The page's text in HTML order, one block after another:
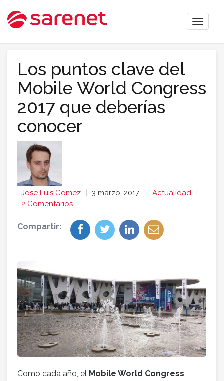
Toggle
Los puntos clave del
Mobile World Congress
2017 que deberías
conocer
Jose Luis Gomez 3 marzo, 2017
Actualidad
2 Comentarios
Compartir:
Como cada año, el Mobile World Congress